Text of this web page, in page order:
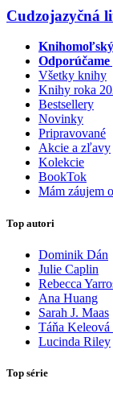
Cudzojazyčná
Odporúčame
Všetky knihy
Knihy roka
Bestsellery
Novinky
Pripravované
Akcie a zľavy
Kolekcie
BookTok
Mám záujem
Top autori
Dominik Dán
Julie Caplin
Rebecca
Ana Huang
Sarah J. Maas
Táňa Keleová
Lucinda Riley
Top série